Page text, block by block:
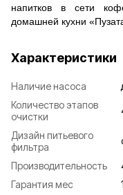
напитков в сети
домашней кухни
Характеристики
Наличие насоса
Количество этапов
очистки
Дизайн питьевого
фильтра
Производительность
Гарантия мес